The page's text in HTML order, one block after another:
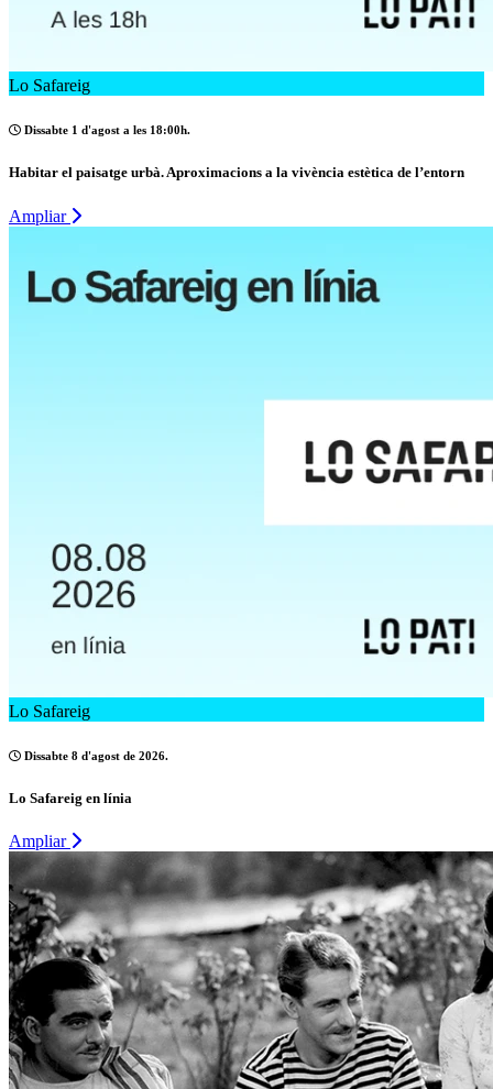
Lo Safareig
Dissabte 1 d'agost a les 18:00h.
Habitar el paisatge urbà. Aproximacions a la vivència estètica de l’entorn
Ampliar
Lo Safareig
Dissabte 8 d'agost de 2026.
Lo Safareig en línia
Ampliar